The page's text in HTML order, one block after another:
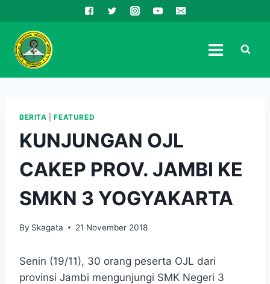
to
content
BERITA |FEATURED
KUNJUNGAN OJL
CAKEP PROV. JAMBI KE
SMKN 3 YOGYAKARTA
By Skagata 21 November 2018
Senin (19/11), 30 orang peserta OJL dari
provinsi Jambi mengunjungi SMK Negeri 3